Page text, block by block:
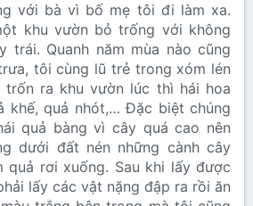
với bà vì bố mẹ tôi đi làm xa.
khu vườn bỏ trống với không
trái. Quanh năm mùa nào cũng
tôi cùng lũ trẻ trong xóm lén
trốn ra khu vườn lúc thì hái hoa
khế, quả nhót,… Đặc biệt chúng
quả bàng vì cây quá cao nên
dưới đất nén những cành cây
quả rơi xuống. Sau khi lấy được
lấy các vật nặng đập ra rồi ăn